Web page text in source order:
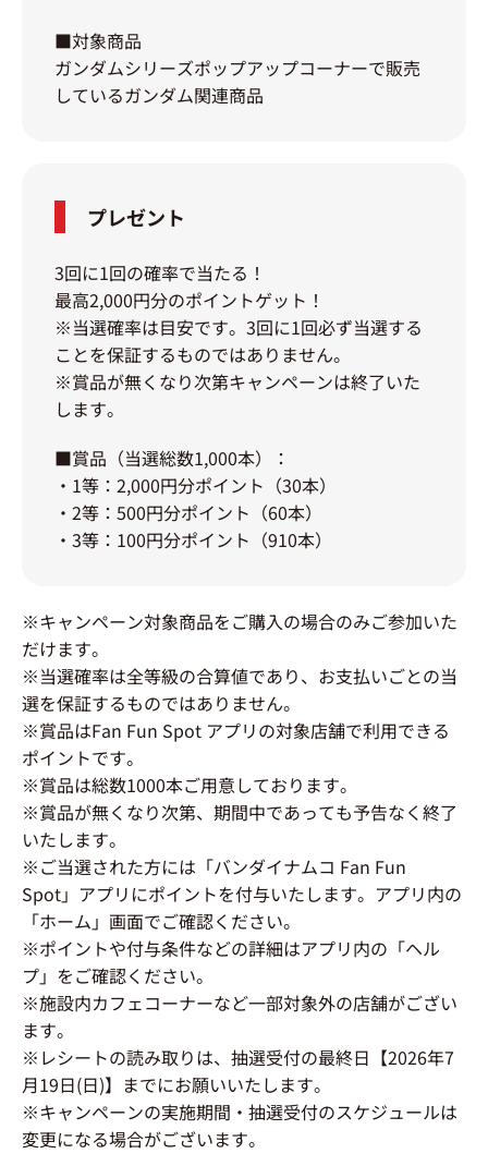
■対象商品
ガンダムシリーズポップアップコーナーで販売
しているガンダム関連商品
プレゼント
3回に1回の確率で当たる！
最高2,000円分のポイントゲット！
※当選確率は目安です。3回に1回必ず当選する
ことを保証するものではありません。
※賞品が無くなり次第キャンペーンは終了いた
します。
■賞品（当選総数1,000本）：
・1等：2,000円分ポイント（30本）
・2等：500円分ポイント（60本）
・3等：100円分ポイント（910本）
※キャンペーン対象商品をご購入の場合のみご参加いた
だけます。
※当選確率は全等級の合算値であり、お支払いごとの当
選を保証するものではありません。
※賞品はFan Fun Spot アプリの対象店舗で利用できる
ポイントです。
※賞品は総数1000本ご用意しております。
※賞品が無くなり次第、期間中であっても予告なく終了
いたします。
※ご当選された方には「バンダイナムコ Fan Fun
Spot」アプリにポイントを付与いたします。アプリ内の
「ホーム」画面でご確認ください。
※ポイントや付与条件などの詳細はアプリ内の「ヘル
プ」をご確認ください。
※施設内カフェコーナーなど一部対象外の店舗がござい
ます。
※レシートの読み取りは、抽選受付の最終日【2026年7
月19日(日)】までにお願いいたします。
※キャンペーンの実施期間・抽選受付のスケジュールは
変更になる場合がございます。